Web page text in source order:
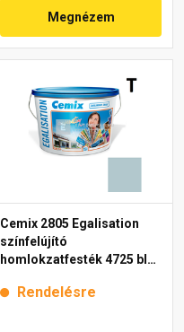
Megnézem
Cemix 2805 Egalisation
színfelújító
homlokzatfesték 4725 blue
Rendelésre